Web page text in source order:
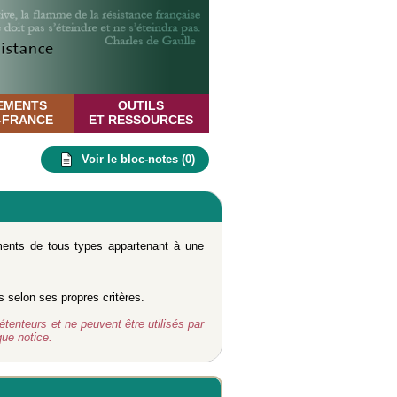
OUTILS
ET RESSOURCES
Voir le bloc-notes (0)
de tous types appartenant à une
selon ses propres critères.
et ne peuvent être utilisés par
notice.